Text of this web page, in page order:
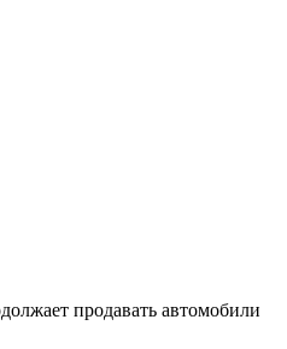
продавать автомобили